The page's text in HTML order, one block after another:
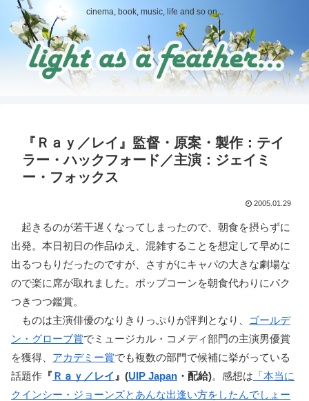
cinema, book, music, life and so on...
『Ｒａｙ／レイ』監督・原案・製作：テイ
ラー・ハックフォード／主演：ジェイミ
ー・フォックス
2005.01.29
起きるのが若干遅くなってしまったので、朝食を摂らずに
出発。本日初日の作品ゆえ、混雑することを想定して早めに
出るつもりだったのですが、さすがにキャパの大きな劇場な
ので楽に席が取れました。ポップコーンを朝食代わりにパク
つきつつ鑑賞。
ものは主演俳優のなりきりっぷりが評判となり、
ゴールデ
ン・グローブ賞でミュージカル・コメディ部門の主演男優賞
を獲得、 アカデミー賞でも複数の部門で候補に挙がっている
話題作 『 Ｒａｙ／レイ 』(UIP Japan ・配給)。感想は 「本当に
クインシー・ジョーンズとあんな出逢い方をしたんでしょー